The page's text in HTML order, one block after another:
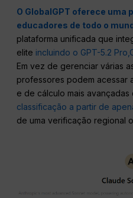
O GlobalGPT oferece uma
educadores de todo o
plataforma unificada que
elite incluindo o GPT-5.2 Pro,
Em vez de gerenciar várias
professores podem acessar
e de cálculo mais
classificação a partir de
de uma verificação regional